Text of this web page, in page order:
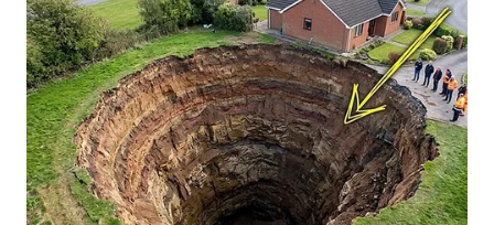
WN
SEMARANG
WN
SOLO
WN